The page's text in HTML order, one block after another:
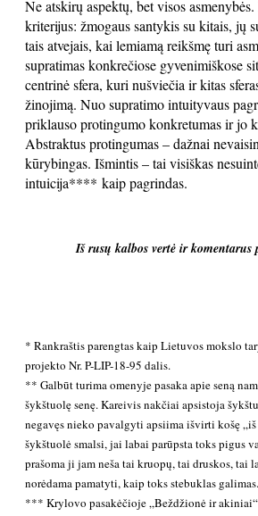
Ne atskirų aspektų, bet visos
kriterijus: žmogaus santykis su kitais, jų
tais atvejais, kai lemiamą reikšmę turi
supratimas konkrečiose gyvenimiškose
centrinė sfera, kuri nušviečia ir kitas
žinojimą. Nuo supratimo intuityvaus
priklauso protingumo konkretumas ir jo
Abstraktus protingumas – dažnai
kūrybingas. Išmintis – tai visiškas
intuicija**** kaip pagrindas.
Iš rusų kalbos vertė ir komentarus
* Rankraštis parengtas kaip Lietuvos mokslo
projekto Nr. P-LIP-18-95 dalis.
** Galbūt turima omenyje pasaka apie seną
šykštuolę senę. Kareivis nakčiai apsistoja
negavęs nieko pavalgyti apsiima išvirti košę
šykštuolė smalsi, jai labai parūpsta toks pigus
prašoma ji jam neša tai kruopų, tai druskos, tai
norėdama pamatyti, kaip toks stebuklas galimas.
*** Krylovo pasakėčioje „Beždžionė ir akiniai“